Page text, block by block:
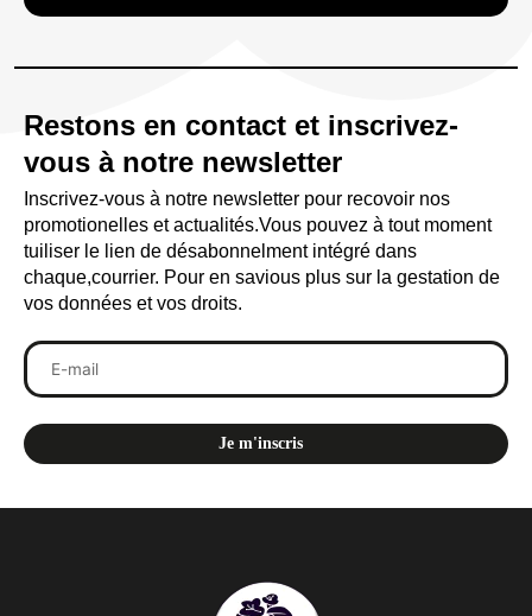
Restons en contact et inscrivez-
vous à notre newsletter
Inscrivez-vous à notre newsletter pour recovoir nos
promotionelles et actualités.Vous pouvez à tout moment
tuiliser le lien de désabonnelment intégré dans
chaque,courrier. Pour en savious plus sur la gestation de
vos données et vos droits.